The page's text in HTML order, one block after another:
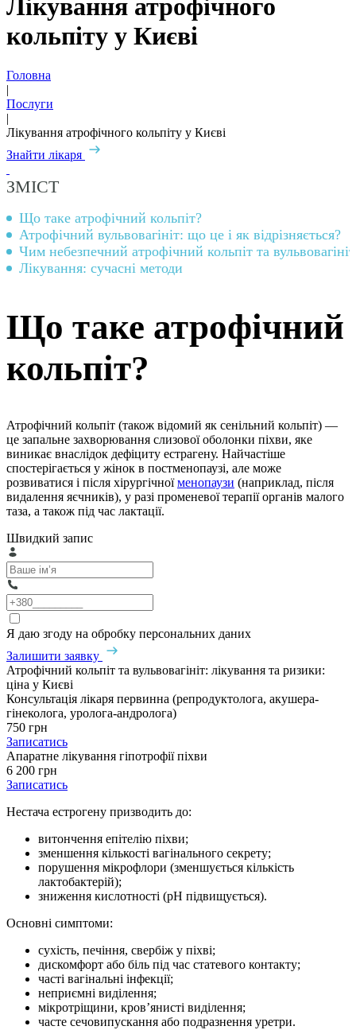
Лікування атрофічного
кольпіту у Києві
Головна
|
Послуги
|
Лікування атрофічного кольпіту у Києві
Знайти лікаря
ЗМІСТ
Що таке атрофічний кольпіт?
Атрофічний вульвовагініт: що це і як відрізняється?
Чим небезпечний атрофічний кольпіт та
Лікування: сучасні методи
Що таке атрофічний
кольпіт?
Атрофічний кольпіт (також відомий як сенільний кольпіт) —
це запальне захворювання слизової оболонки піхви, яке
виникає внаслідок дефіциту естрагену. Найчастіше
спостерігається у жінок в постменопаузі, але може
розвиватися і після хірургічноїменопаузи (наприклад, після
видалення яєчників), у разі променевої терапії органів малого
таза, а також під час лактації.
Швидкий запис
Я даю згоду на обробку персональних даних
Залишити заявку
Атрофічний кольпіт та вульвовагініт: лікування та ризики:
ціна у Києві
Консультація лікаря первинна (репродуктолога, акушера-
гінеколога, уролога-андролога)
750 грн
Записатись
Апаратне лікування гіпотрофії піхви
6 200 грн
Записатись
Нестача естрогену призводить до:
витончення епітелію піхви;
зменшення кількості вагінального секрету;
порушення мікрофлори (зменшується кількість
лактобактерій);
зниження кислотності (рН підвищується).
Основні симптоми:
сухість, печіння, свербіж у піхві;
дискомфорт або біль під час статевого контакту;
часті вагінальні інфекції;
неприємні виділення;
мікротріщини, кров’янисті виділення;
часте сечовипускання або подразнення уретри.